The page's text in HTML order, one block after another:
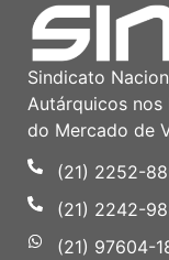
Sindicato
Autárquicos nos
do Mercado de
(21) 2252-
(21) 2242-
(21) 97604-